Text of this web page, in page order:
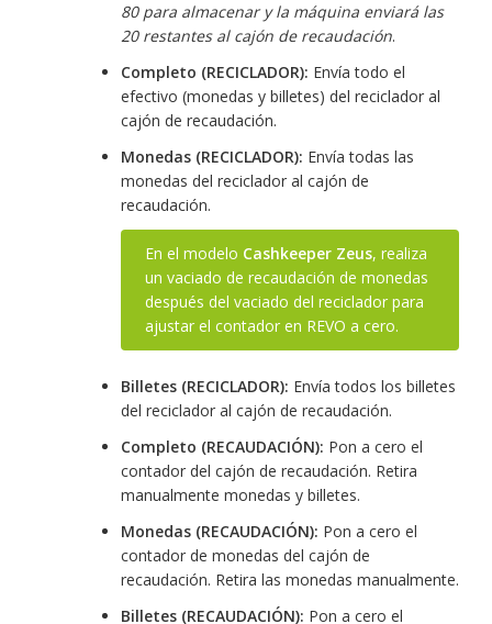
80 para almacenar y la máquina enviará las
20 restantes al cajón de recaudación.
Completo (RECICLADOR): Envía todo el
efectivo (monedas y billetes) del reciclador al
cajón de recaudación.
Monedas (RECICLADOR): Envía todas las
monedas del reciclador al cajón de
recaudación.
En el modelo Cashkeeper Zeus, realiza
un vaciado de recaudación de monedas
después del vaciado del reciclador para
ajustar el contador en REVO a cero.
Billetes (RECICLADOR): Envía todos los billetes
del reciclador al cajón de recaudación.
Completo (RECAUDACIÓN): Pon a cero el
contador del cajón de recaudación. Retira
manualmente monedas y billetes.
Monedas (RECAUDACIÓN): Pon a cero el
contador de monedas del cajón de
recaudación. Retira las monedas manualmente.
Billetes (RECAUDACIÓN): Pon a cero el